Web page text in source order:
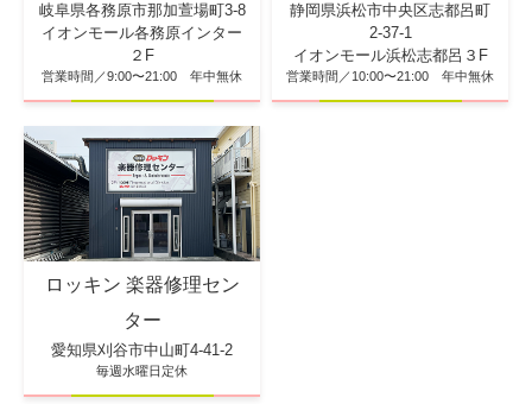
岐阜県各務原市那加萱場町3-8
イオンモール各務原インター
２F
営業時間／9:00〜21:00 年中無休
静岡県浜松市中央区志都呂町
2-37-1
イオンモール浜松志都呂３F
営業時間／10:00〜21:00 年中無休
ロッキン 楽器修理セン
ター
愛知県刈谷市中山町4-41-2
毎週水曜日定休